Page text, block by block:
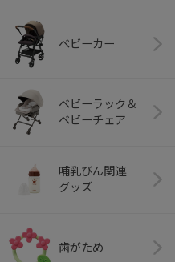
ベビーカー
ベビーラック＆
ベビーチェア
哺乳びん関連
グッズ
歯がため